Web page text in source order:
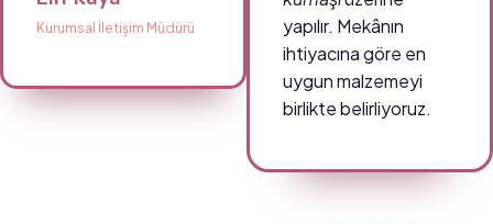
Kurumsal İletişim Müdürü
yapılır. Mekânın
ihtiyacına göre en
uygun malzemeyi
birlikte belirliyoruz.